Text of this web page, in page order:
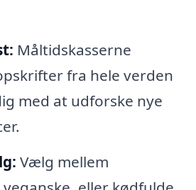
Måltidskasserne
fra hele verden
med at udforske nye
Vælg mellem